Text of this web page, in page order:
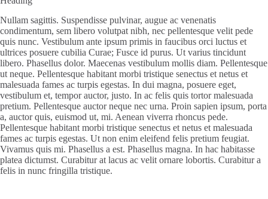
Nullam sagittis. Suspendisse pulvinar, augue ac venenatis
condimentum, sem libero volutpat nibh, nec pellentesque velit pede
quis nunc. Vestibulum ante ipsum primis in faucibus orci luctus et
ultrices posuere cubilia Curae; Fusce id purus. Ut varius tincidunt
libero. Phasellus dolor. Maecenas vestibulum mollis diam. Pellentesque
ut neque. Pellentesque habitant morbi tristique senectus et netus et
malesuada fames ac turpis egestas. In dui magna, posuere eget,
vestibulum et, tempor auctor, justo. In ac felis quis tortor malesuada
pretium. Pellentesque auctor neque nec urna. Proin sapien ipsum, porta
a, auctor quis, euismod ut, mi. Aenean viverra rhoncus pede.
Pellentesque habitant morbi tristique senectus et netus et malesuada
fames ac turpis egestas. Ut non enim eleifend felis pretium feugiat.
Vivamus quis mi. Phasellus a est. Phasellus magna. In hac habitasse
platea dictumst. Curabitur at lacus ac velit ornare lobortis. Curabitur a
felis in nunc fringilla tristique.